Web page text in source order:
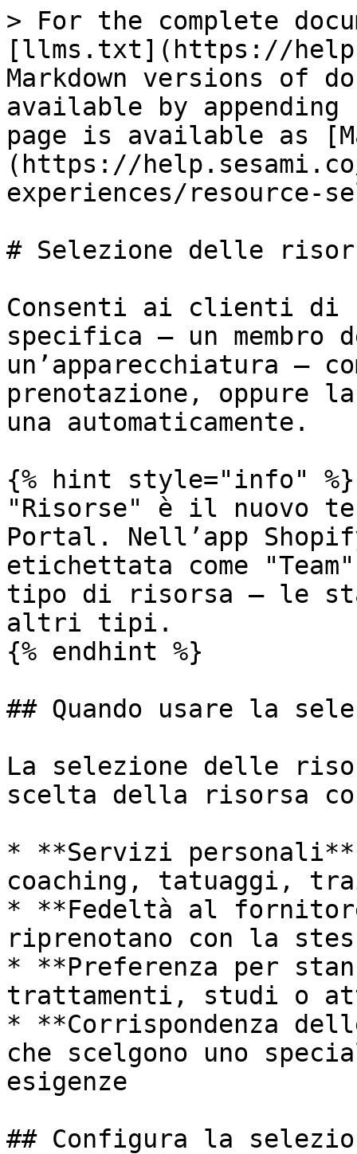
> For the complete
[llms.txt](https://
Markdown versions of
available by
page is available as
(https://
experiences/resource-
# Selezione delle
Consenti ai clienti di
specifica — un membro
un’apparecchiatura —
prenotazione, oppure
una automaticamente.
{% hint style="info" %}
"Risorse" è il nuovo
Portal. Nell’app
etichettata come
tipo di risorsa — le
altri tipi.
{% endhint %}
## Quando usare la
La selezione delle
scelta della risorsa
* **Servizi
coaching, tatuaggi,
* **Fedeltà al
riprenotano con la
* **Preferenza per
trattamenti, studi o
* **Corrispondenza
che scelgono uno
esigenze
## Configura la